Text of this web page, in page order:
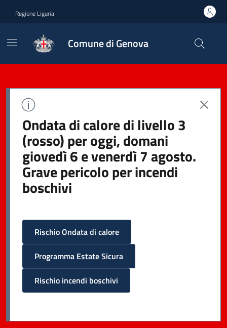
Regione Liguria
Comune di Genova
Ondata di calore di livello 3
(rosso) per oggi, domani
giovedì 6 e venerdì 7 agosto.
Grave pericolo per incendi
boschivi
Rischio Ondata di calore
Programma Estate Sicura
Rischio incendi boschivi